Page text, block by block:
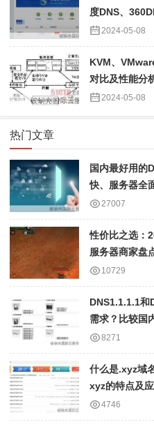
度DNS、
2024-05-08
KVM、
对比及性能分
2024-05-08
热门文章
国内最好用的
快、服务器全
27007
性价比之选：
服务器商家盘
10729
DNS1.1.1.1和
需求？比较国
8271
什么是.xyz域
xyz的特点及
4746